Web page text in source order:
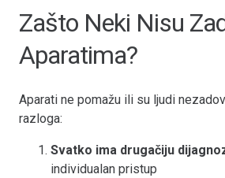
Zašto Neki Nisu
Aparatima?
Aparati ne pomažu ili su ljudi
razloga:
Svatko ima drugačiju
individualan pristup